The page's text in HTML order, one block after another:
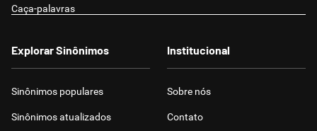
Caça-palavras
Explorar Sinônimos
Sinônimos populares
Sinônimos atualizados
Institucional
Sobre nós
Contato